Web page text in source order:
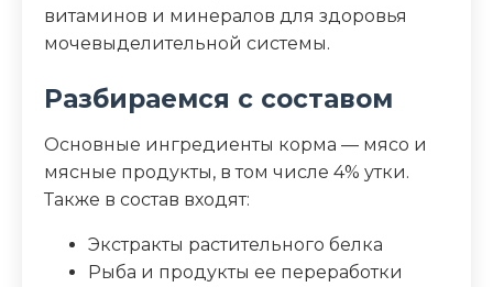
Жир (%)
Клетчатка (%) 0.4
Зола (%) 2
Влага (%)
Калорийность (ккал/100г)
витаминов и минералов для здоровья
мочевыделительной системы.
Разбираемся с составом
Основные ингредиенты корма — мясо и
мясные продукты, в том числе 4% утки.
Также в состав входят:
Экстракты растительного белка
Рыба и продукты ее переработки